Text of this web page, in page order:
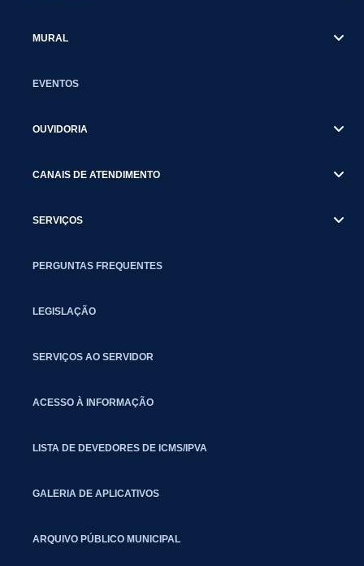
MURAL
EVENTOS
OUVIDORIA
CANAIS DE ATENDIMENTO
SERVIÇOS
PERGUNTAS FREQUENTES
LEGISLAÇÃO
SERVIÇOS AO SERVIDOR
ACESSO À INFORMAÇÃO
LISTA DE DEVEDORES DE ICMS/IPVA
GALERIA DE APLICATIVOS
ARQUIVO PÚBLICO MUNICIPAL